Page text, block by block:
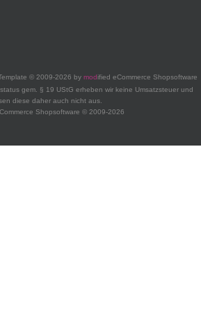
© 2009-2026 by modified eCommerce Shopsoftware
gem. § 19 UStG erheben wir keine Umsatzsteuer und
diese daher auch nicht aus.
Shopsoftware © 2009-2026